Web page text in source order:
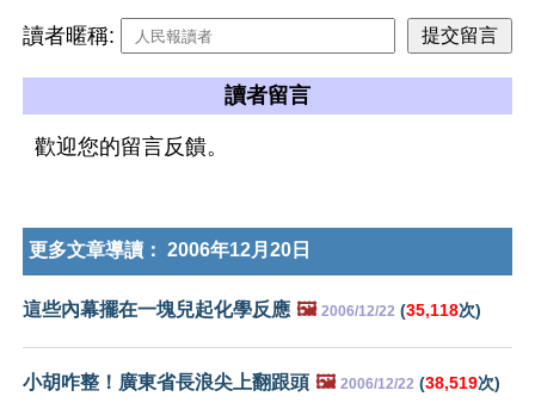
讀者暱稱:
讀者留言
歡迎您的留言反饋。
更多文章導讀： 2006年12月20日
這些內幕擺在一塊兒起化學反應 🖼️ 2006/12/22 (35,118次)
小胡咋整！廣東省長浪尖上翻跟頭 🖼️ 2006/12/22 (38,519次)